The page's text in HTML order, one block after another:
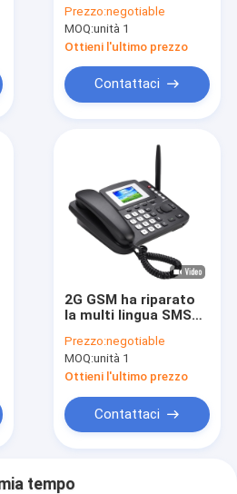
telefono della linea
terrestre di 2G Dual
Sim GSM libera
Prezzo:negotiable
MOQ:unità 1
Ottieni l'ultimo prezzo
Contattaci
2G GSM ha riparato
la multi lingua SMS
fili della linea
terrestre
Prezzo:negotiable
MOQ:unità 1
Ottieni l'ultimo prezzo
Contattaci
tempo